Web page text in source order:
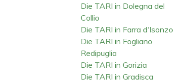
Die TARI in Dolegna del
Collio
Die TARI in Farra d'Isonzo
Die TARI in Fogliano
Redipuglia
Die TARI in Gorizia
Die TARI in Gradisca